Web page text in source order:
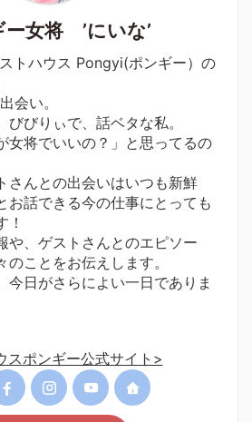
ー女将 ’にいな’
トハウス Pongyi(ポンギー）の
会い。
びりぃで、話ベタな私。
女将でいいの？」と思ってるの
さんとの出会いはいつも新鮮
お話できる今の仕事にとっても
！
や、ゲストさんとのエピソー
のことをお伝えします。
今日がさらによい一日でありま
スポンギー公式サイト>